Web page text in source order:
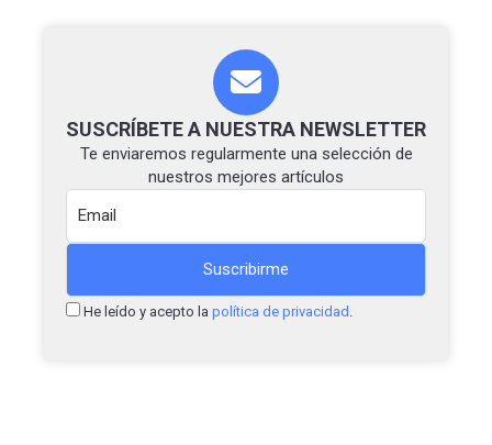
SUSCRÍBETE A NUESTRA NEWSLETTER
Te enviaremos regularmente una selección de
nuestros mejores artículos
He leído y acepto la política de privacidad